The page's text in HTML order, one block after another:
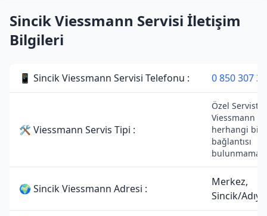
Sincik Viessmann Servisi İletişim
Bilgileri
📱 Sincik Viessmann Servisi Telefonu : 0 850 307
🛠 Viessmann Servis Tipi :
Özel Servistir.
Viessmann
herhangi bir
bağlantısı
🌍 Sincik Viessmann Adresi :
Merkez,
Sincik/